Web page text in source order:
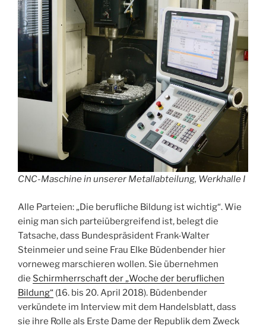
CNC-Maschine in unserer Metallabteilung, Werkhalle I
Alle Parteien: „Die berufliche Bildung ist wichtig“. Wie
einig man sich parteiübergreifend ist, belegt die
Tatsache, dass Bundespräsident Frank-Walter
Steinmeier und seine Frau Elke Büdenbender hier
vorneweg marschieren wollen. Sie übernehmen
die Schirmherrschaft der „Woche der beruflichen
Bildung“ (16. bis 20. April 2018). Büdenbender
verkündete im Interview mit dem Handelsblatt, dass
sie ihre Rolle als Erste Dame der Republik dem Zweck